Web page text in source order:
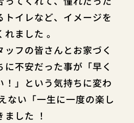
イレなど、イメージを
れました 。
フの皆さんとお家づく
に不安だった事が「早く
！」という気持ちに変わ
ない「一生に一度の楽し
した ！